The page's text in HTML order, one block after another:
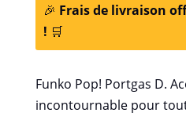
🎉 Frais de livraison
! 🛒
Funko Pop! Portgas D.
incontournable pour